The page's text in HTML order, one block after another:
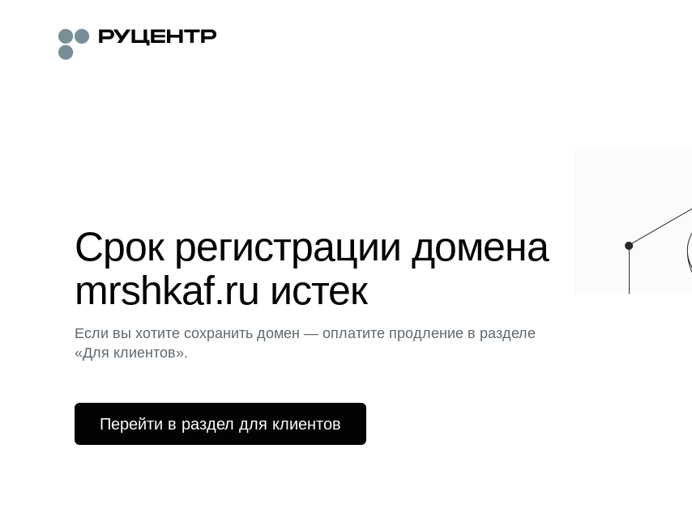
Срок регистрации домена
mrshkaf.ru истек
Если вы хотите сохранить домен — оплатите продление в разделе
«Для клиентов».
Перейти в раздел для клиентов